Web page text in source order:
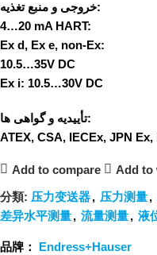
خروجی و منبع تغذیه:
4…20 mA HART:
Ex d, Ex e, non-Ex:
10.5…35V DC
Ex i: 10.5…30V DC
تأییدیه و گواهی ها:
ATEX, CSA, IECEx, JPN
Add to compare Add to
分類: 压力变送器, 压力测量,
差异水平测量, 流量测量, 液
品牌： Endress+Hauser